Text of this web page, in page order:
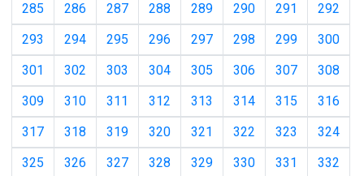
285
286 287 288 289 290 291
292
293
294 295 296 297 298 299
300
301
302 303 304 305 306 307
308
309
310 311 312 313 314 315
316
317
318 319 320 321 322 323
324
325
326 327 328 329 330 331
332